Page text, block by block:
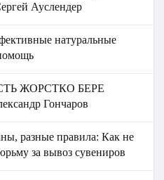
Ауслендер
натуральные
ЖОРСТКО БЕРЕ
Гончаров
разные правила: Как не
за вывоз сувениров